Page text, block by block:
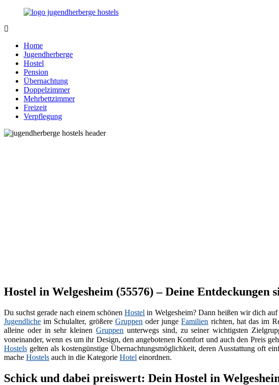
Zurück
Inhalt
Hostels.de
junge
jung
gebliebene
Menschen
Home
Jugendherberge
Hostel
Pension
Übernachtung
Doppelzimmer
Mehrbettzimmer
Freizeit
Verpflegung
Hostel in Welgesheim (55576) – Deine Entdeckungen
Du suchst gerade nach einem schönenHostel in Welgesheim? Dann heißen wir dich
Jugendliche im Schulalter, größere Gruppen oder jungeFamilien richten, hat das im
alleine oder in sehr kleinenGruppen unterwegs sind, zu seiner wichtigsten
voneinander, wenn es um ihr Design, den angebotenen Komfort und auch den Preis
Hostels gelten als kostengünstige Übernachtungsmöglichkeit, deren Ausstattung oft
mache Hostels auch in die Kategorie Hotel einordnen.
Schick und dabei preiswert: Dein Hostel in